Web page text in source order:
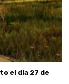
el día 27 de